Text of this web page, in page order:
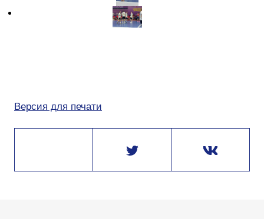
Версия для печати